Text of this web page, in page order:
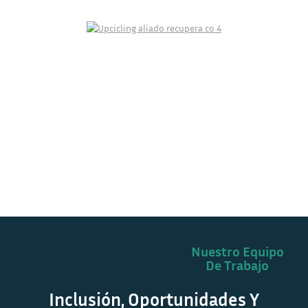
Nuestro Equipo
De Trabajo
Inclusión, Oportunidades Y